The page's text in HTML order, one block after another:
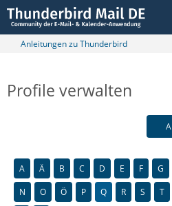
Anleitungen zu Thunderbird
Profile verwalten
A Ä B C D E F G
N
O Ö P Q R S T